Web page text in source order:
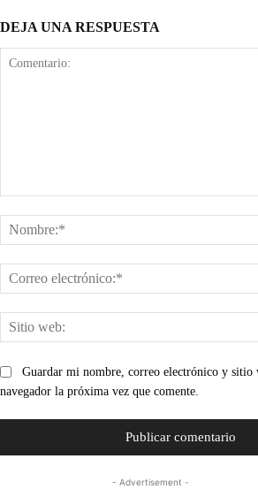
DEJA UNA RESPUESTA
Guardar mi nombre, correo electrónico y sitio
navegador la próxima vez que comente.
- Advertisement -